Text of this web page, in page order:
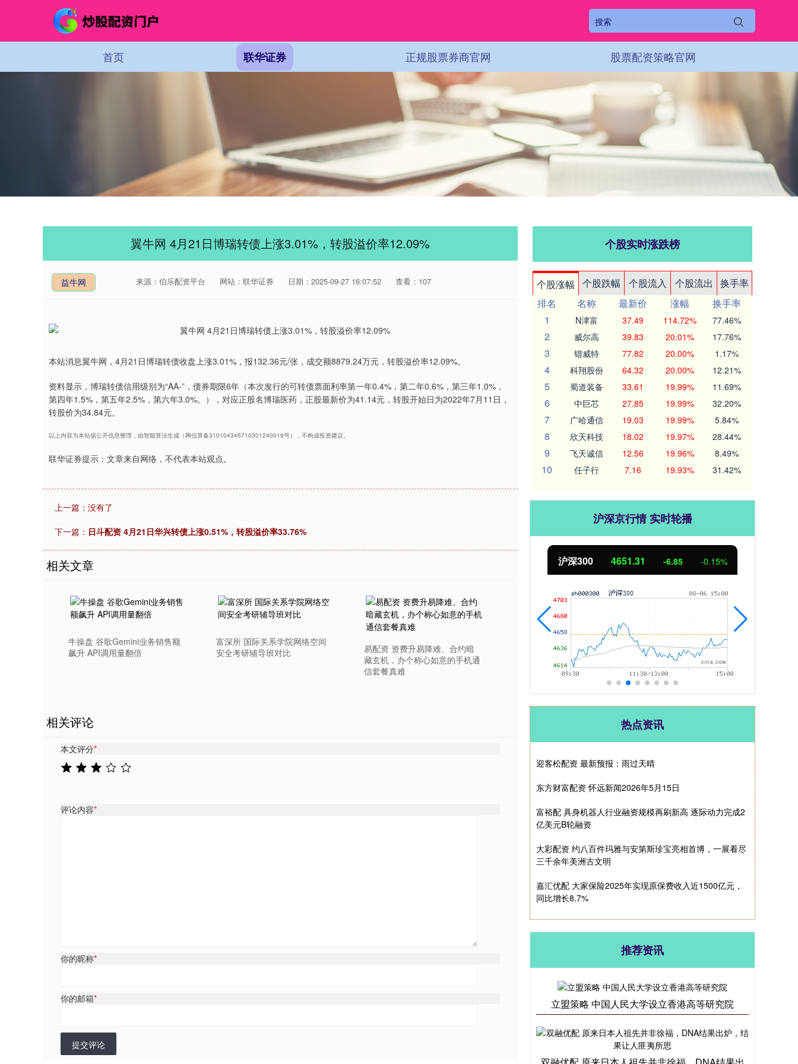
首页 联华证券 正规股票券商官网 股票配资策略官网
翼牛网 4月21日博瑞转债上涨3.01%，转股溢价率12.09%
益牛网 来源：伯乐配资平台 网站：联华证券 日期：2025-09-27 16:07:52 查看：107
本站消息翼牛网，4月21日博瑞转债收盘上涨3.01%，报132.36元/张，成交额8879.24万元，转股溢价率12.09%。
资料显示，博瑞转债信用级别为“AA-”，债券期限6年（本次发行的可转债票面利率第一年0.4%，第二年0.6%，第三年1.0%，
第四年1.5%，第五年2.5%，第六年3.0%。），对应正股名博瑞医药，正股最新价为41.14元，转股开始日为2022年7月11日，
转股价为34.84元。
以上内容为本站据公开信息整理，由智能算法生成（网信算备310104345710301240019号），不构成投资建议。
联华证券提示：文章来自网络，不代表本站观点。
上一篇：没有了
下一篇： 日斗配资 4月21日华兴转债上涨0.51%，转股溢价率33.76%
相关文章
牛操盘 谷歌Gemini业务销售额
飙升 API调用量翻倍
富深所 国际关系学院网络空间
安全考研辅导班对比
易配资 资费升易降难、合约暗
藏玄机，办个称心如意的手机通
信套餐真难
相关评论
本文评分*
评论内容*
你的昵称*
你的邮箱*
提交评论
个股实时涨跌榜
个股涨幅 个股跌幅 个股流入 个股流出
换手率
排名
名称 最新价 涨幅
换手率
1
N津富 37.49 114.72% 77.46%
2 威尔高 39.83 20.01% 17.76%
3 锴威特 77.82 20.00% 1.17%
4 科翔股份 64.32 20.00% 12.21%
5 蜀道装备 33.61 19.99% 11.69%
6 中巨芯 27.85 19.99% 32.20%
7 广哈通信 19.03 19.99% 5.84%
8 欣天科技 18.02 19.97% 28.44%
9 飞天诚信 12.56 19.96% 8.49%
10 任子行 7.16 19.93% 31.42%
沪深京行情 实时轮播
-0.01% 沪深300 4651.31 -6.85 -0.15%
热点资讯
迎客松配资 最新预报：雨过天晴
东方财富配资 怀远新闻2026年5月15日
富裕配 具身机器人行业融资规模再刷新高 逐际动力完成2
亿美元B轮融资
大彩配资 约八百件玛雅与安第斯珍宝亮相首博，一展看尽
三千余年美洲古文明
嘉汇优配 大家保险2025年实现原保费收入近1500亿元，
同比增长8.7%
推荐资讯
立盟策略 中国人民大学设立香港高等研究院